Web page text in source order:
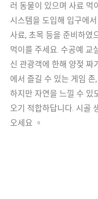
러 동물이 있으며 사료 먹
시스템을 도입해 입구에
사료, 초목 등을 준비하였
먹이를 주세요. 수공예 교
신 관광객에 한해 양젖 짜
에서 즐길 수 있는 게임
하지만 자연을 느낄 수 있
오기 적합하답니다. 시골
오세요 。